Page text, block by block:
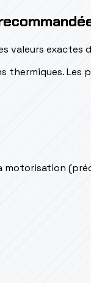
valeurs
thermiques.
motorisation